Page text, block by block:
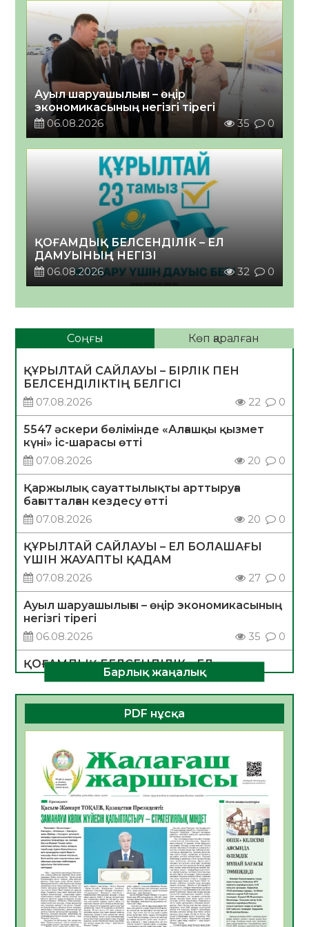
Ауыл шаруашылығы – өңір
экономикасының негізгі тірегі
06.08.2026
35 0
ҚОҒАМДЫҚ БЕЛСЕНДІЛІК – ЕЛ
ДАМУЫНЫҢ НЕГІЗІ
06.08.2026
32 0
Соңғы Көп қаралған
ҚҰРЫЛТАЙ САЙЛАУЫ – БІРЛІК ПЕН
БЕЛСЕНДІЛІКТІҢ БЕЛГІСІ
07.08.2026
22 0
5547 әскери бөлімінде «Алғашқы қызмет
күні» іс-шарасы өтті
07.08.2026
20 0
Қаржылық сауаттылықты арттыруға
бағытталған кездесу өтті
07.08.2026
20 0
ҚҰРЫЛТАЙ САЙЛАУЫ – ЕЛ БОЛАШАҒЫ
ҮШІН ЖАУАПТЫ ҚАДАМ
07.08.2026
27 0
Ауыл шаруашылығы – өңір экономикасының
негізгі тірегі
06.08.2026
35 0
ҚОҒАМДЫҚ БЕЛСЕНДІЛІК – ЕЛ
ДАМУЫНЫҢ НЕГІЗІ
06.08.2026
32 0
ҚҰРЫЛТАЙ САЙЛАУЫ – БОЛАШАҚҚА
06.08.2026
Инфекциялық ауруларға қарсы иммундау
жұмыстарының тиімділігі
06.08.2026
36
Көкжөтел ауруы туралы
06.08.2026
33
АПВ вакцинасы туралы мәлімет
06.08.2026
33
Барлық жаңалық
PDF нұсқа